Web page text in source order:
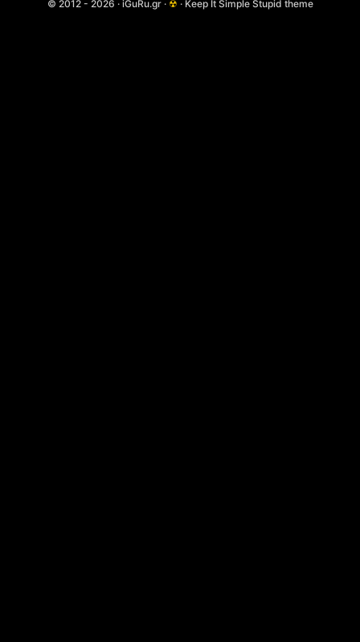
© 2012 - 2026 · iGuRu.gr · ☢ · Keep It Simple Stupid theme